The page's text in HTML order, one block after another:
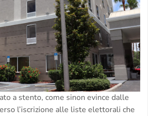
a stento, come sinon evince dalle
l’iscrizione alle liste elettorali che